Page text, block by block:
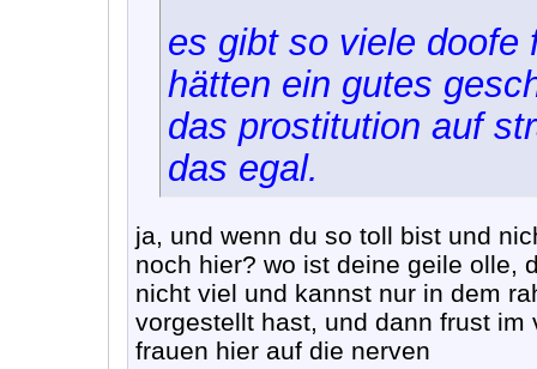
es gibt so viele doofe
hätten ein gutes
das prostitution auf
das egal.
ja, und wenn du so toll bist und
noch hier? wo ist deine geile olle,
nicht viel und kannst nur in dem
vorgestellt hast, und dann frust
frauen hier auf die nerven